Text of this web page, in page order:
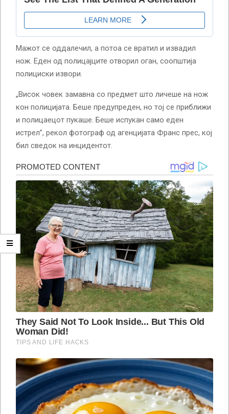
Мажот се оддалечил, а потоа се вратил и извадил
нож. Еден од полицајците отворил оган, соопштија
полициски извори.
„Висок човек замавна со предмет што личеше на нож
кон полицијата. Беше предупреден, но тој се приближи
и полицаецот пукаше. Беше испукан само еден
истрел”, рекол фотограф од агенцијата Франс прес, кој
бил сведок на инцидентот.